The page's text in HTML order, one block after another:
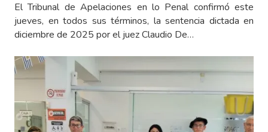
El Tribunal de Apelaciones en lo Penal confirmó este
jueves, en todos sus términos, la sentencia dictada en
diciembre de 2025 por el juez Claudio De…